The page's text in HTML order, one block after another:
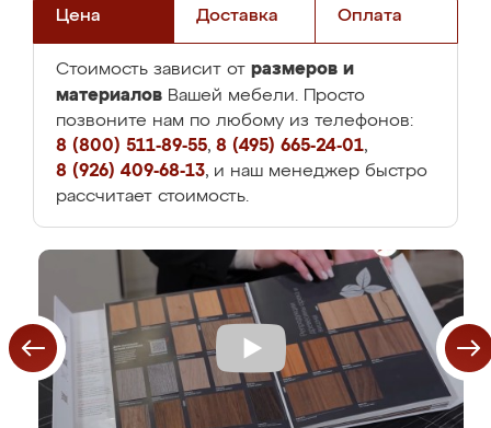
Цена Доставка Оплата
Стоимость зависит от размеров и
материалов Вашей мебели. Просто
позвоните нам по любому из телефонов:
8 (800) 511-89-55, 8 (495) 665-24-01,
8 (926) 409-68-13, и наш менеджер быстро
рассчитает стоимость.